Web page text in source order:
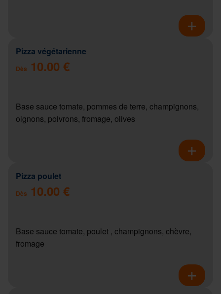
Pizza végétarienne
Dès 10.00 €
Base sauce tomate, pommes de terre, champignons,
oignons, poivrons, fromage, olives
Pizza poulet
Dès 10.00 €
Base sauce tomate, poulet , champignons, chèvre,
fromage